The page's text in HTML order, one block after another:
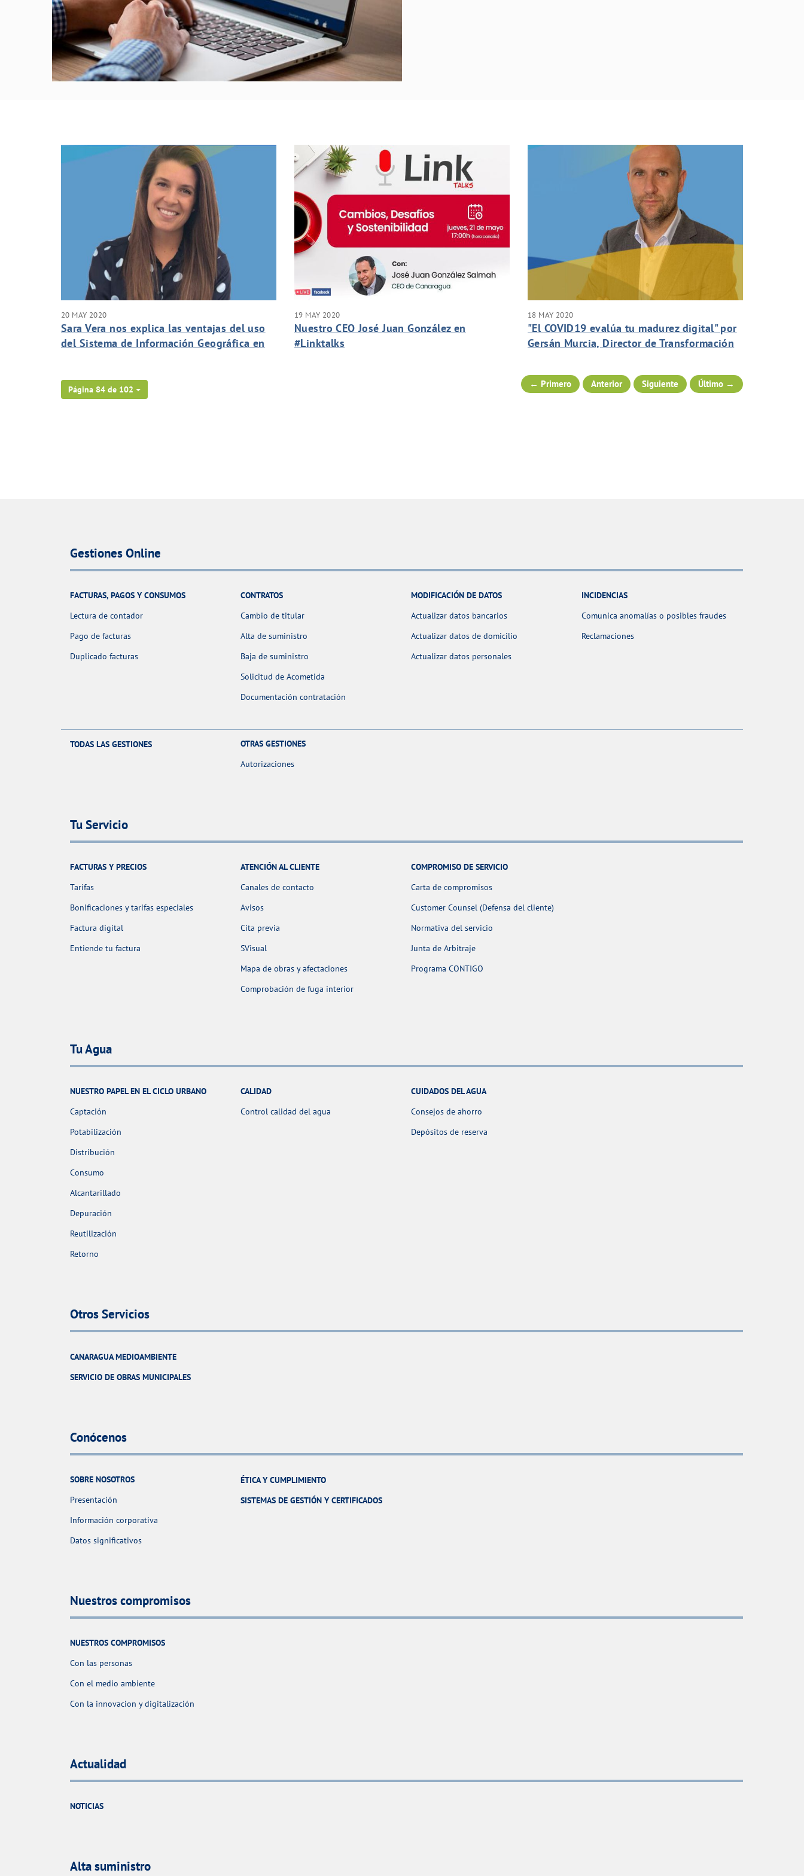
20 MAY 2020
Sara Vera nos explica las ventajas del uso
del Sistema de Información Geográfica en
19 MAY 2020
Nuestro CEO José Juan González en
#Linktalks
18 MAY 2020
"El COVID19 evalúa tu madurez digital" por
Gersán Murcia, Director de Transformación
Página 84 de 102
← Primero Anterior Siguiente Último →
Gestiones Online
FACTURAS, PAGOS Y CONSUMOS
Lectura de contador
Pago de facturas
Duplicado facturas
CONTRATOS
Cambio de titular
Alta de suministro
Baja de suministro
Solicitud de Acometida
Documentación contratación
MODIFICACIÓN DE DATOS
Actualizar datos bancarios
Actualizar datos de domicilio
Actualizar datos personales
INCIDENCIAS
Comunica anomalías o posibles fraudes
Reclamaciones
TODAS LAS GESTIONES
OTRAS GESTIONES
Autorizaciones
Tu Servicio
FACTURAS Y PRECIOS
Tarifas
Bonificaciones y tarifas especiales
Factura digital
Entiende tu factura
ATENCIÓN AL CLIENTE
Canales de contacto
Avisos
Cita previa
SVisual
Mapa de obras y afectaciones
Comprobación de fuga interior
COMPROMISO DE SERVICIO
Carta de compromisos
Customer Counsel (Defensa del cliente)
Normativa del servicio
Junta de Arbitraje
Programa CONTIGO
Tu Agua
NUESTRO PAPEL EN EL CICLO URBANO
Captación
Potabilización
Distribución
Consumo
Alcantarillado
Depuración
Reutilización
Retorno
CALIDAD
Control calidad del agua
CUIDADOS DEL AGUA
Consejos de ahorro
Depósitos de reserva
Otros Servicios
CANARAGUA MEDIOAMBIENTE
SERVICIO DE OBRAS MUNICIPALES
Conócenos
SOBRE NOSOTROS
Presentación
Información corporativa
Datos significativos
ÉTICA Y CUMPLIMIENTO
SISTEMAS DE GESTIÓN Y CERTIFICADOS
Nuestros compromisos
NUESTROS COMPROMISOS
Con las personas
Con el medio ambiente
Con la innovacion y digitalización
Actualidad
NOTICIAS
Alta suministro